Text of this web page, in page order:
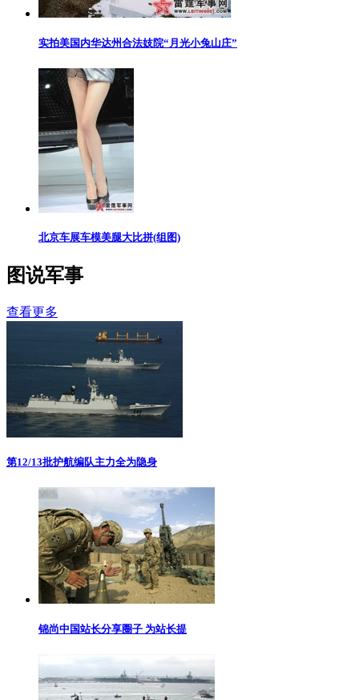
实拍美国内华达州合法妓院“月光小兔山庄”
北京车展车模美腿大比拼(组图)
图说军事
查看更多
第12/13批护航编队主力全为隐身
锦尚中国站长分享圈子 为站长提